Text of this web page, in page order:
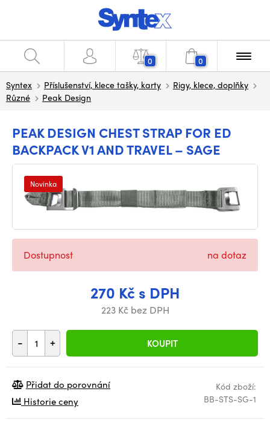
0 0
Syntex Příslušenství, klece tašky, karty
Rigy, klece, doplňky
Různé
Peak Design
PEAK DESIGN CHEST STRAP FOR ED
BACKPACK V1 AND TRAVEL – SAGE
Novinka
270 Kč s DPH
223 Kč bez DPH
- + KOUPIT
Dostupnost na dotaz
Kód zboží:
BB-STS-SG-1
Přidat do porovnání
Historie ceny